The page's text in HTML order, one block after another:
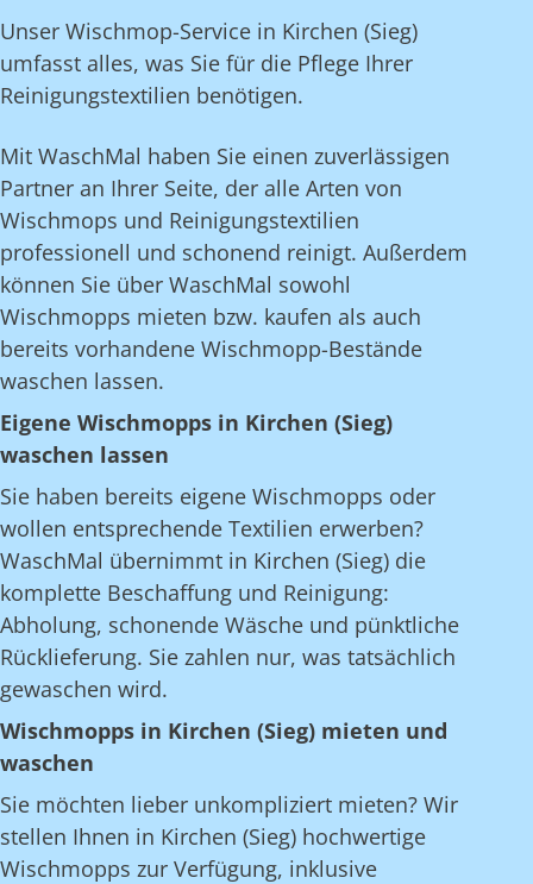
Unser Wischmop-Service in Kirchen (Sieg)
umfasst alles, was Sie für die Pflege Ihrer
Reinigungstextilien benötigen.
Mit WaschMal haben Sie einen zuverlässigen
Partner an Ihrer Seite, der alle Arten von
Wischmops und Reinigungstextilien
professionell und schonend reinigt. Außerdem
können Sie über WaschMal sowohl
Wischmopps mieten bzw. kaufen als auch
bereits vorhandene Wischmopp-Bestände
waschen lassen.
Eigene Wischmopps in Kirchen (Sieg)
waschen lassen
Sie haben bereits eigene Wischmopps oder
wollen entsprechende Textilien erwerben?
WaschMal übernimmt in Kirchen (Sieg) die
komplette Beschaffung und Reinigung:
Abholung, schonende Wäsche und pünktliche
Rücklieferung. Sie zahlen nur, was tatsächlich
gewaschen wird.
Wischmopps in Kirchen (Sieg) mieten und
waschen
Sie möchten lieber unkompliziert mieten? Wir
stellen Ihnen in Kirchen (Sieg) hochwertige
Wischmopps zur Verfügung, inklusive